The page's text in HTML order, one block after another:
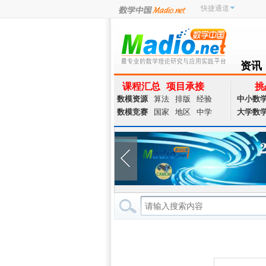
快捷通道
资讯
NEWS
课程汇总 项目承接
数模资源 算法 排版
经验
数模竞赛
国家 地区 中学
挑
中小数
大学数